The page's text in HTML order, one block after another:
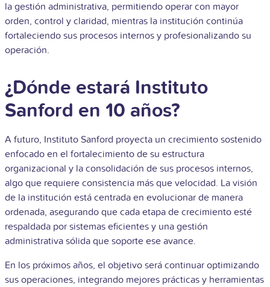
la gestión administrativa, permitiendo operar con mayor
orden, control y claridad, mientras la institución continúa
fortaleciendo sus procesos internos y profesionalizando su
operación.
¿Dónde estará Instituto
Sanford en 10 años?
A futuro, Instituto Sanford proyecta un crecimiento sostenido
enfocado en el fortalecimiento de su estructura
organizacional y la consolidación de sus procesos internos,
algo que requiere consistencia más que velocidad. La visión
de la institución está centrada en evolucionar de manera
ordenada, asegurando que cada etapa de crecimiento esté
respaldada por sistemas eficientes y una gestión
administrativa sólida que soporte ese avance.
En los próximos años, el objetivo será continuar optimizando
sus operaciones, integrando mejores prácticas y herramientas